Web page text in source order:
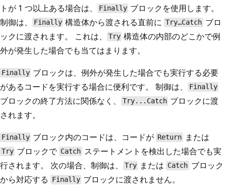
トが 1 つ以上ある場合は、
Finally ブロックを使用します。
制御は、
Finally 構造体から渡される直前に Try…Catch ブロ
ックに渡されます。 これは、
Try 構造体の内部のどこかで例
外が発生した場合でも当てはまります。
Finally ブロックは、例外が発生した場合でも実行する必要
があるコードを実行する場合に便利です。 制御は、
Finally
ブロックの終了方法に関係なく、 Try...Catch ブロックに渡
されます。
Finally ブロック内のコードは、コードが Return または
Try ブロックで Catchステートメントを検出した場合でも実
行されます。 次の場合、制御は、
Try または Catchブロック
から対応する
Finally ブロックに渡されません。